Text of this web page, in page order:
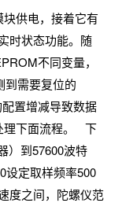
供电，接着它有
时状态功能。随
不同变量，
到需要复位的
置增减导致数据
理下面流程。 下
）到57600波特
设定取样频率500
度之间，陀螺仪范